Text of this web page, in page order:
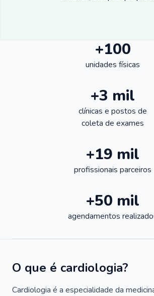
+100
unidades físicas
+3 mil
clínicas e postos de
coleta de exames
+19 mil
profissionais parceiros
+50 mil
agendamentos
O que é cardiologia?
Cardiologia é a especialidade da